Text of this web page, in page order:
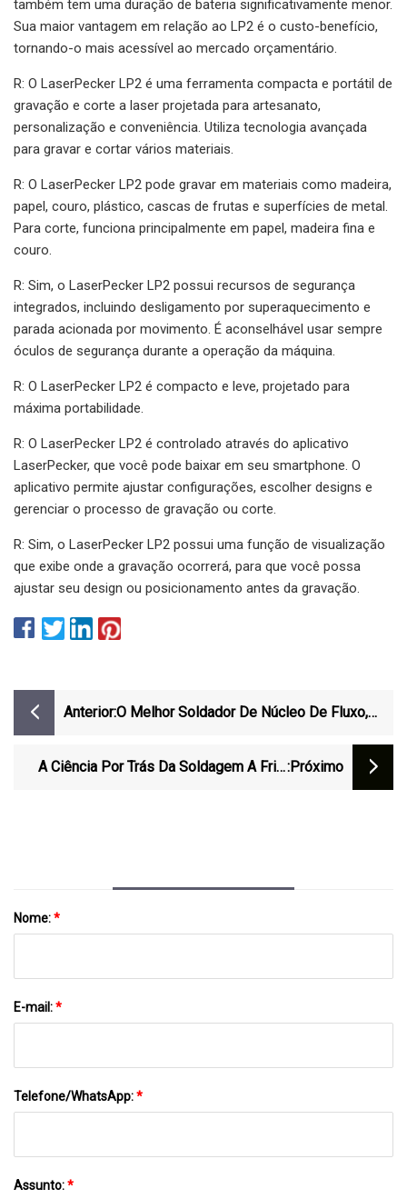
também tem uma duração de bateria significativamente menor.
Sua maior vantagem em relação ao LP2 é o custo-benefício,
tornando-o mais acessível ao mercado orçamentário.
R: O LaserPecker LP2 é uma ferramenta compacta e portátil de
gravação e corte a laser projetada para artesanato,
personalização e conveniência. Utiliza tecnologia avançada
para gravar e cortar vários materiais.
R: O LaserPecker LP2 pode gravar em materiais como madeira,
papel, couro, plástico, cascas de frutas e superfícies de metal.
Para corte, funciona principalmente em papel, madeira fina e
couro.
R: Sim, o LaserPecker LP2 possui recursos de segurança
integrados, incluindo desligamento por superaquecimento e
parada acionada por movimento. É aconselhável usar sempre
óculos de segurança durante a operação da máquina.
R: O LaserPecker LP2 é compacto e leve, projetado para
máxima portabilidade.
R: O LaserPecker LP2 é controlado através do aplicativo
LaserPecker, que você pode baixar em seu smartphone. O
aplicativo permite ajustar configurações, escolher designs e
gerenciar o processo de gravação ou corte.
R: Sim, o LaserPecker LP2 possui uma função de visualização
que exibe onde a gravação ocorrerá, para que você possa
ajustar seu design ou posicionamento antes da gravação.
Anterior:O Melhor Soldador De Núcleo De Fluxo,
Fluxo Para Serviços Pesados
A Ciência Por Trás Da Soldagem A Frio::próximo
Nome:*
E-mail:*
Telefone/WhatsApp:*
Assunto:*